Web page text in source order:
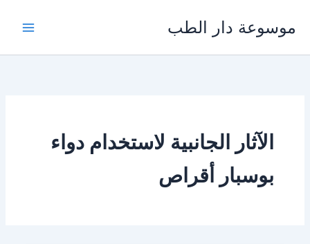
المحتوى
موسوعة دار الطب
الآثار الجانبية لاستخدام دواء
بوسبار أقراص